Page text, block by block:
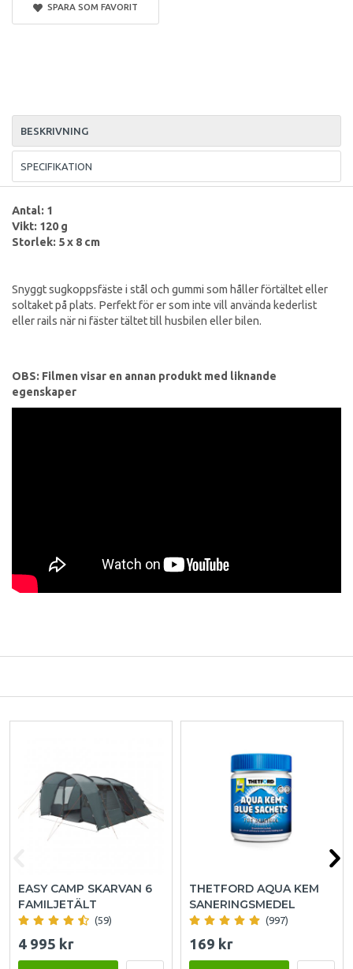
SPARA SOM FAVORIT
BESKRIVNING
SPECIFIKATION
Antal: 1
Vikt: 120 g
Storlek: 5 x 8 cm
Snyggt sugkoppsfäste i stål och gummi som håller förtältet eller
soltaket på plats. Perfekt för er som inte vill använda kederlist
eller rails när ni fäster tältet till husbilen eller bilen.
OBS: Filmen visar en annan produkt med liknande
egenskaper
EASY CAMP SKARVAN 6
FAMILJETÄLT
(59)
4 995 kr
THETFORD AQUA KEM
SANERINGSMEDEL
(997)
169 kr